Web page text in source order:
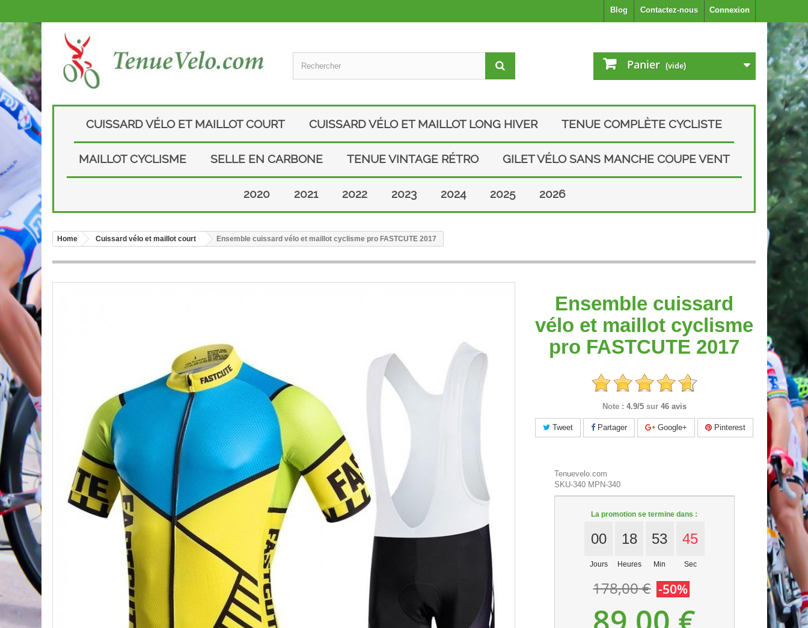
Connexion
Contactez-nous
Blog
Panier (vide)
CUISSARD VÉLO ET MAILLOT COURT CUISSARD VÉLO ET MAILLOT LONG HIVER TENUE COMPLÈTE CYCLISTE
MAILLOT CYCLISME SELLE EN CARBONE TENUE VINTAGE RÉTRO GILET VÉLO SANS MANCHE COUPE VENT
2020 2021 2022 2023 2024 2025 2026
Home Cuissard vélo et maillot court Ensemble cuissard vélo et maillot cyclisme pro FASTCUTE 2017
Ensemble cuissard
vélo et maillot cyclisme
pro FASTCUTE 2017
Note : 4.9/5 sur 46 avis
Tweet Partager Google+ Pinterest
Tenuevelo.com
SKU-340 MPN-340
La promotion se termine dans :
00
Jours
18
Heures
53
Min
44
Sec
178,00 € -50%